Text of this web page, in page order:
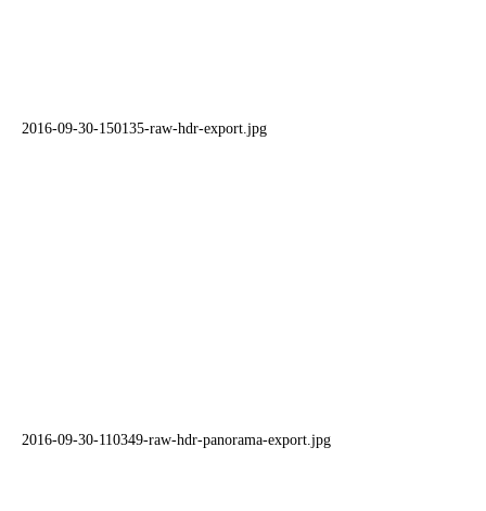
2016-09-30-150135-raw-hdr-export.jpg
2016-09-30-110349-raw-hdr-panorama-export.jpg